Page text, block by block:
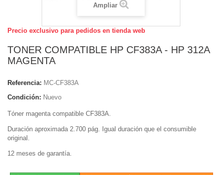
Ampliar
Precio exclusivo para pedidos en tienda web
TONER COMPATIBLE HP CF383A - HP 312A
MAGENTA
Referencia: MC-CF383A
Condición: Nuevo
Tóner magenta compatible CF383A
Duración aproximada 2.700 pág. Igual duración que el consumible
original.
12 meses de garantía.